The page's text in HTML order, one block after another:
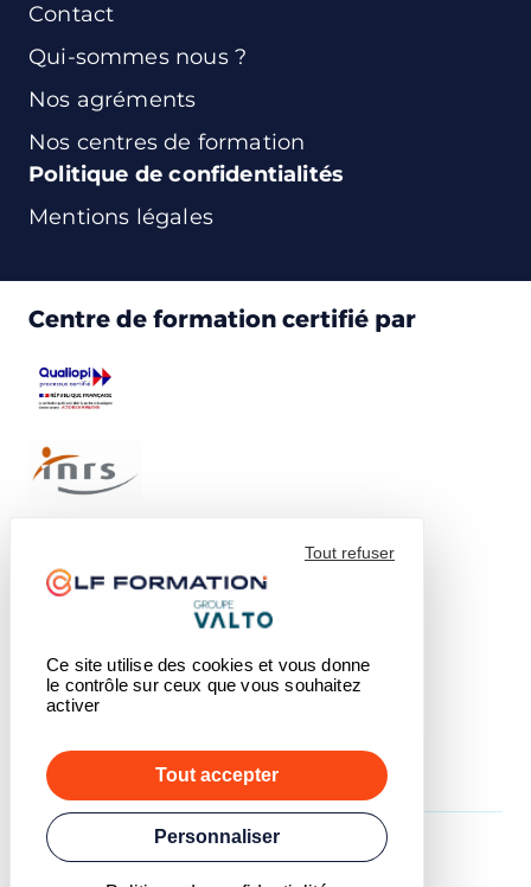
Contact
Qui-sommes nous ?
Nos agréments
Nos centres de formation
Politique de confidentialités
Mentions légales
Centre de formation certifié par
Ce site utilise des cookies et vous donne
le contrôle sur ceux que vous souhaitez
activer
Tout accepter
Tout refuser
Personnaliser